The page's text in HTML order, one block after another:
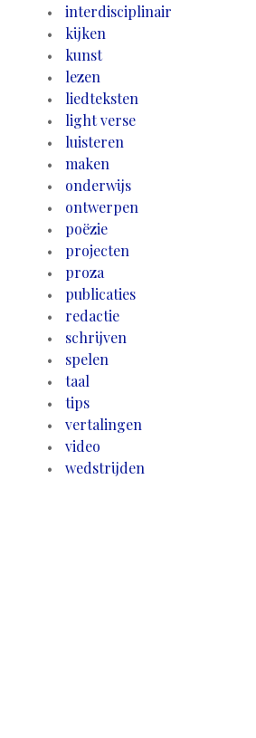
interdisciplinair
kijken
kunst
lezen
liedteksten
light verse
luisteren
maken
onderwijs
ontwerpen
poëzie
projecten
proza
publicaties
redactie
schrijven
spelen
taal
tips
vertalingen
video
wedstrijden